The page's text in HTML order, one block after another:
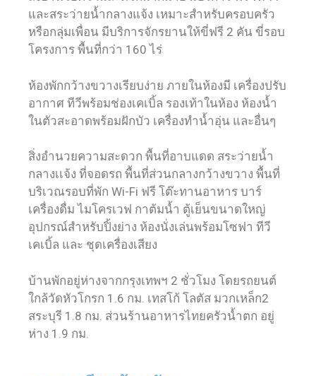
และสระว่ายน้ำกลางแจ้ง เหมาะสำหรับครอบครัว
หรือกลุ่มเพื่อน มีบริการจักรยานให้ขี่ฟรี 2 คัน ขี่รอบ
โครงการ พื้นที่กว่า 160 ไร่
ห้องพักกว้างขวางเรียบง่าย ภายในห้องมี เครื่องปรับ
อากาศ ทีวีพร้อมช่องเคเบิ้ล รองเท้าในห้อง ห้องน้ำ
ในตัวสะอาดพร้อมฝักบัว เครื่องทำน้ำอุ่น และอื่นๆ
สิ่งอำนวยความสะดวก พื้นที่อาบแดด สระว่ายน้ำ
กลางเเจ้ง ที่จอดรถ พื้นที่ส่วนกลางกว้างขวาง พื้นที่
บริเวณรอบที่พัก Wi-Fi ฟรี โต๊ะทานอาหาร บาร์
เครื่องดื่ม ไมโครเวฟ กาต้มน้ำ ตู้เย็นขนาดใหญ่
อุปกรณ์สำหรับปิ้งย่าง ห้องนั่งเล่นพร้อมโซฟา ทีวี
เคเบิ้ล และ ชุดเครื่องเสียง
บ้านพักอยู่ห่างจากกรุงเทพฯ 2 ชั่วโมง โดยรถยนต์
ใกล้วัดหัวโกรก 1.6 กม. เทสโก้ โลตัส มวกเหล็ก2
สระบุรี 1.8 กม. ส่วนร้านอาหารไทยครัวน้ำตก อยู่
ห่าง 1.9 กม.